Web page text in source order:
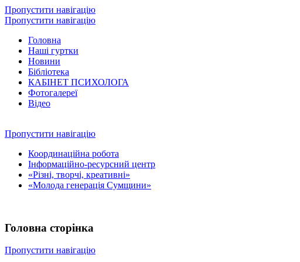
Пропустити навігацію
Пропустити навігацію
Головна
Наші гуртки
Новини
Бібліотека
КАБІНЕТ ПСИХОЛОГА
Фотогалереї
Відео
Пропустити навігацію
Координаційна робота
Інформаційно-ресурсний центр
«Різні, творчі, креативні»
«Молода генерація Сумщини»
Головна сторінка
Пропустити навігацію